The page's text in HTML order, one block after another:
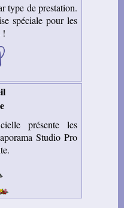
type de prestation.
spéciale pour les
!
présente les
Studio Pro